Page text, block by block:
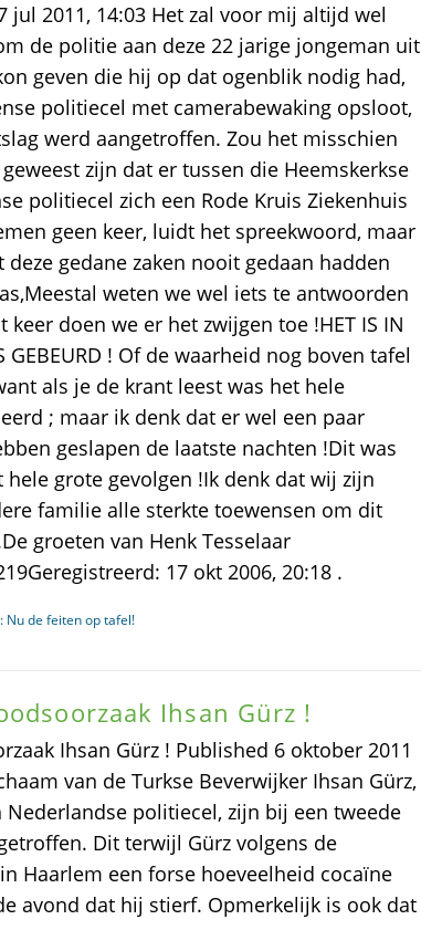
jul 2011, 14:03 Het zal voor mij altijd wel
de politie aan deze 22 jarige jongeman uit
geven die hij op dat ogenblik nodig had,
politiecel met camerabewaking opsloot,
werd aangetroffen. Zou het misschien
zijn dat er tussen die Heemskerkse
politiecel zich een Rode Kruis Ziekenhuis
geen keer, luidt het spreekwoord, maar
gedane zaken nooit gedaan hadden
weten we wel iets te antwoorden
doen we er het zwijgen toe !HET IS IN
GEBEURD ! Of de waarheid nog boven tafel
als je de krant leest was het hele
; maar ik denk dat er wel een paar
geslapen de laatste nachten !Dit was
grote gevolgen !Ik denk dat wij zijn
familie alle sterkte toewensen om dit
groeten van Henk Tesselaar
17 okt 2006, 20:18 .
Nu de feiten op tafel!
Ihsan Gürz !
Ihsan Gürz ! Published 6 oktober 2011
van de Turkse Beverwijker Ihsan Gürz,
politiecel, zijn bij een tweede
Dit terwijl Gürz volgens de
een forse hoeveelheid cocaïne
avond dat hij stierf. Opmerkelijk is ook dat